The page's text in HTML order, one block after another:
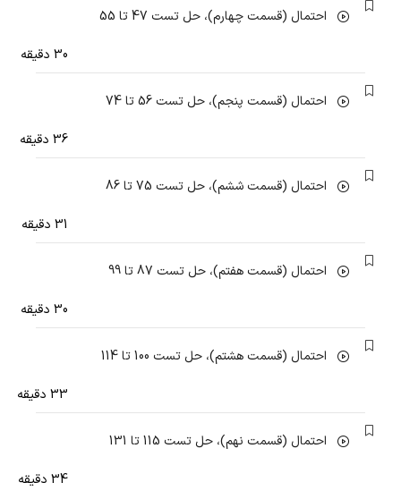
احتمال (قسمت چهارم)، حل تست 47 تا 55
30 دقیقه
احتمال (قسمت پنجم)، حل تست 56 تا 74
36 دقیقه
احتمال (قسمت ششم)، حل تست 75 تا 86
31 دقیقه
احتمال (قسمت هفتم)، حل تست 87 تا 99
30 دقیقه
احتمال (قسمت هشتم)، حل تست 100 تا 114
33 دقیقه
احتمال (قسمت نهم)، حل تست 115 تا 131
34 دقیقه